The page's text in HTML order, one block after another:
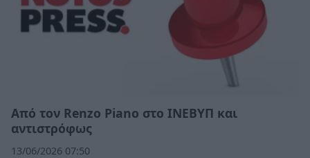
Από τον Renzo Piano στο ΙΝΕΒΥΠ και
αντιστρόφως
13/06/2026 07:50